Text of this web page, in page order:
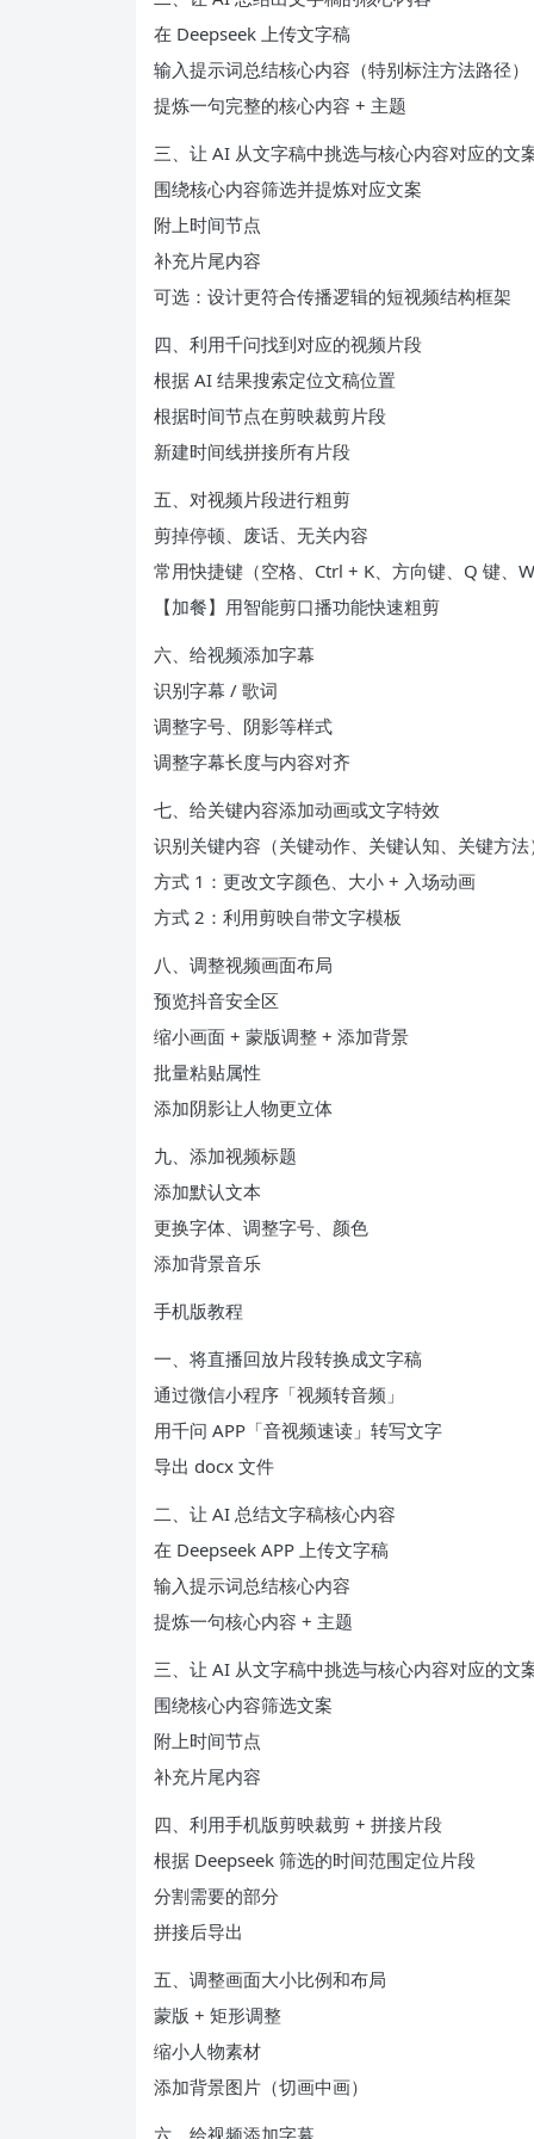
在 Deepseek 上传文字稿
输入提示词总结核心内容（特别标注方法路径）
提炼一句完整的核心内容 + 主题
三、让 AI 从文字稿中挑选与核心内容对应的文
围绕核心内容筛选并提炼对应文案
附上时间节点
补充片尾内容
可选：设计更符合传播逻辑的短视频结构框架
四、利用千问找到对应的视频片段
根据 AI 结果搜索定位文稿位置
根据时间节点在剪映裁剪片段
新建时间线拼接所有片段
五、对视频片段进行粗剪
剪掉停顿、废话、无关内容
常用快捷键（空格、Ctrl + K、方向键、Q 键、
【加餐】用智能剪口播功能快速粗剪
六、给视频添加字幕
识别字幕 / 歌词
调整字号、阴影等样式
调整字幕长度与内容对齐
七、给关键内容添加动画或文字特效
识别关键内容（关键动作、关键认知、关键方法
方式 1：更改文字颜色、大小 + 入场动画
方式 2：利用剪映自带文字模板
八、调整视频画面布局
预览抖音安全区
缩小画面 + 蒙版调整 + 添加背景
批量粘贴属性
添加阴影让人物更立体
九、添加视频标题
添加默认文本
更换字体、调整字号、颜色
添加背景音乐
手机版教程
一、将直播回放片段转换成文字稿
通过微信小程序「视频转音频」
用千问 APP「音视频速读」转写文字
导出 docx 文件
二、让 AI 总结文字稿核心内容
在 Deepseek APP 上传文字稿
输入提示词总结核心内容
提炼一句核心内容 + 主题
三、让 AI 从文字稿中挑选与核心内容对应的文
围绕核心内容筛选文案
附上时间节点
补充片尾内容
四、利用手机版剪映裁剪 + 拼接片段
根据 Deepseek 筛选的时间范围定位片段
分割需要的部分
拼接后导出
五、调整画面大小比例和布局
蒙版 + 矩形调整
缩小人物素材
添加背景图片（切画中画）